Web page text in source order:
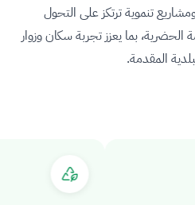
ومشاريع تنموية ترتكز على التحول
الحضرية، بما يعزز تجربة سكان وزوار
المقدمة.